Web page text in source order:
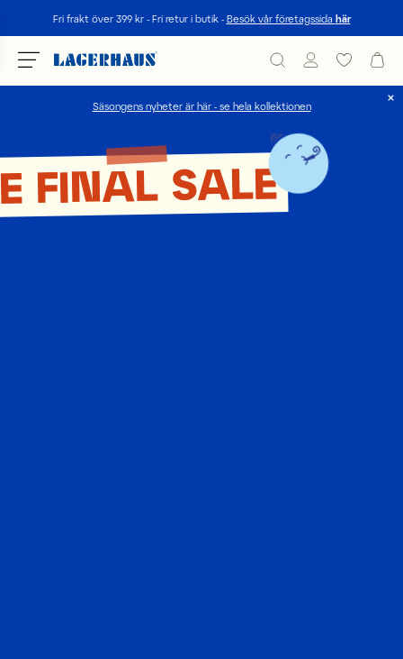
Fri frakt över 399 kr - Fri retur i butik - Besök vår företagssida här
Säsongens nyheter är här - se hela kollektionen
Välj språk / valuta
DK / EUR
FI / EUR
FINAL SALE